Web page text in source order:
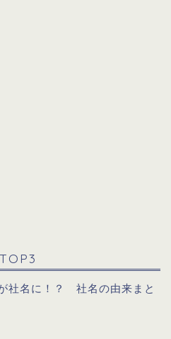
社名に！？ 社名の由来まと